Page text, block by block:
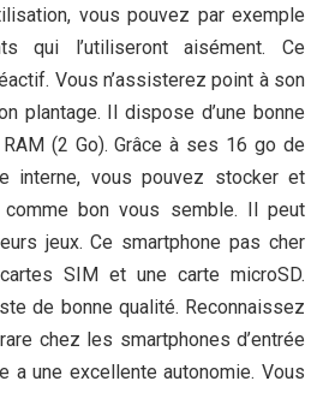
vous pouvez par exemple
qui l’utiliseront aisément. Ce
Vous n’assisterez point à son
plantage. Il dispose d’une bonne
(2 Go). Grâce à ses 16 go de
interne, vous pouvez stocker et
bon vous semble. Il peut
jeux. Ce smartphone pas cher
SIM et une carte microSD.
de bonne qualité. Reconnaissez
chez les smartphones d’entrée
a une excellente autonomie. Vous